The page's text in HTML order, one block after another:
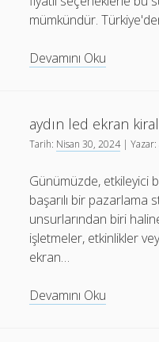
mümkündür.
Devamını Oku
Taşıma
Uygun
Fiyatlı
aydın led ekran
Tarih: Nisan 30, 2024| Yazar:
Günümüzde, etkileyici
başarılı bir pazarlama
unsurlarından biri
işletmeler, etkinlikler
ekran…
Devamını Oku